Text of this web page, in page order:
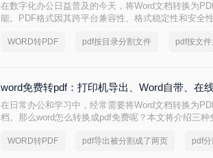
在数字化办公日益普及的今天，将Word文档转换为
能。PDF格式因其跨平台兼容性、格式稳定性和安全
WORD转PDF pdf按目录分割文件 pdf按文
word免费转pdf：打印机导出、Word自带、在
在日常办公和学习中，经常需要将Word文档转换为
档。那么word怎么转换成pdf免费呢？本文将介绍三种
WORD转PDF pdf导出被分割成了两页 pdf